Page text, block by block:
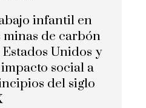
infantil en
minas de carbón
Estados Unidos y
social a
del siglo